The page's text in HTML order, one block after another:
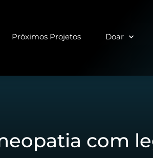
Próximos Projetos Doar
com